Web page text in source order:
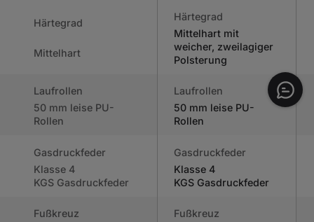
€429 €519 Speichern €90
Kunstleder | WUCHANG-
WARENKORB
Härtegrad
Mittelhart
Härtegrad
Mittelhart mit
weicher, zweilagiger
Polsterung
Laufrollen
50 mm leise PU-
Rollen
Laufrollen
50 mm leise PU-
Rollen
Gasdruckfeder
Klasse 4
KGS Gasdruckfeder
Gasdruckfeder
Klasse 4
KGS Gasdruckfeder
Fußkreuz Fußkreuz